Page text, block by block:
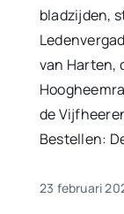
bladzijden,
van Harten,
de
Bestellen:
23 februari